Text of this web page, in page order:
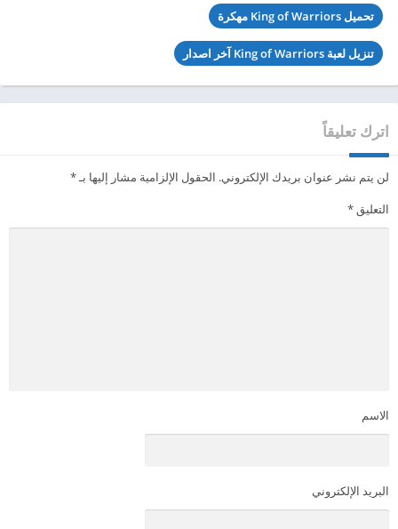
تحميل King of Warriors مهكرة
تنزيل لعبة King of Warriors آخر اصدار
اترك تعليقاً
لن يتم نشر عنوان بريدك الإلكتروني. الحقول الإلزامية مشار إليها بـ*
التعليق*
الاسم
البريد الإلكتروني